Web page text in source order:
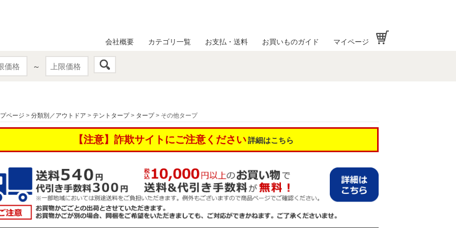
～
会社概要 カテゴリ一覧 お支払・送料 お買いものガイド マイページ
ページ > 分類別／アウトドア > テントタープ> タープ> その他タープ
【注意】詐欺サイトにご注意ください 詳細はこちら